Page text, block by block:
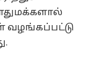
வழங்கப்பட்டு